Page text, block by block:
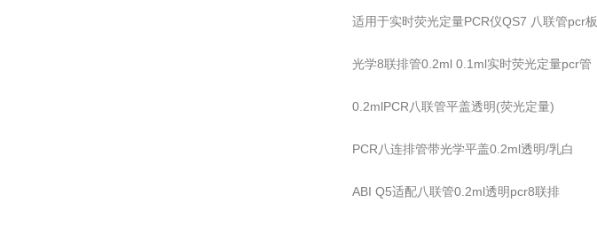
适用于实时荧光定量PCR仪QS7 八联管pcr板
光学8联排管0.2ml 0.1ml实时荧光定量pcr管
0.2mlPCR八联管平盖透明(荧光定量)
PCR八连排管带光学平盖0.2ml透明/乳白
ABI Q5适配八联管0.2ml透明pcr8联排